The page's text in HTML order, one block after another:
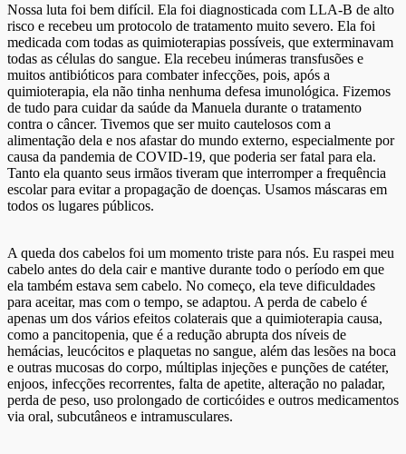
Nossa luta foi bem difícil. Ela foi diagnosticada com LLA-B de alto
risco e recebeu um protocolo de tratamento muito severo. Ela foi
medicada com todas as quimioterapias possíveis, que exterminavam
todas as células do sangue. Ela recebeu inúmeras transfusões e
muitos antibióticos para combater infecções, pois, após a
quimioterapia, ela não tinha nenhuma defesa imunológica. Fizemos
de tudo para cuidar da saúde da Manuela durante o tratamento
contra o câncer. Tivemos que ser muito cautelosos com a
alimentação dela e nos afastar do mundo externo, especialmente por
causa da pandemia de COVID-19, que poderia ser fatal para ela.
Tanto ela quanto seus irmãos tiveram que interromper a frequência
escolar para evitar a propagação de doenças. Usamos máscaras em
todos os lugares públicos.
A queda dos cabelos foi um momento triste para nós. Eu raspei meu
cabelo antes do dela cair e mantive durante todo o período em que
ela também estava sem cabelo. No começo, ela teve dificuldades
para aceitar, mas com o tempo, se adaptou. A perda de cabelo é
apenas um dos vários efeitos colaterais que a quimioterapia causa,
como a pancitopenia, que é a redução abrupta dos níveis de
hemácias, leucócitos e plaquetas no sangue, além das lesões na boca
e outras mucosas do corpo, múltiplas injeções e punções de catéter,
enjoos, infecções recorrentes, falta de apetite, alteração no paladar,
perda de peso, uso prolongado de corticóides e outros medicamentos
via oral, subcutâneos e intramusculares.